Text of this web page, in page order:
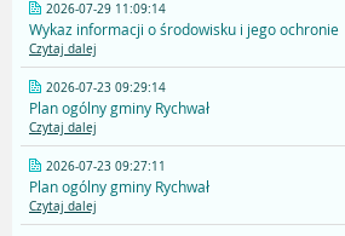
2026-07-29 11:09:14
Wykaz informacji o środowisku i jego ochronie
Czytaj dalej
2026-07-23 09:29:14
Plan ogólny gminy Rychwał
Czytaj dalej
2026-07-23 09:27:11
Plan ogólny gminy Rychwał
Czytaj dalej